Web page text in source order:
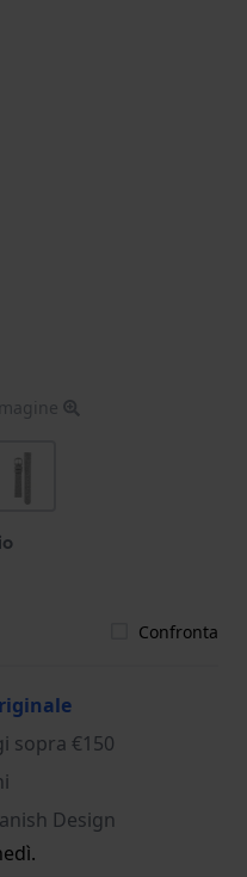
Confronta
sopra €150
Design